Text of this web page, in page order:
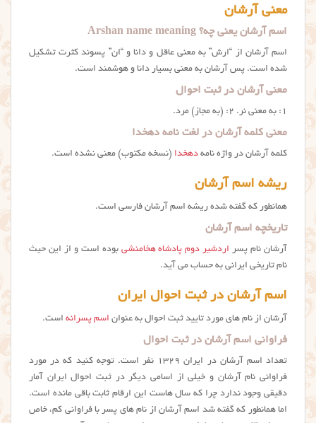
معنی آرشان
اسم آرشان یعنی چه؟ Arshan name meaning
اسم آرشان از “ارش” به معنی عاقل و دانا و “ان” پسوند کثرت تشکیل
شده است. پس آرشان به معنی بسیار دانا و هوشمند است.
معنی آرشان در ثبت احوال
۱: به معنی نر. ۲: (به مجاز) مرد.
معنی کلمه آرشان در لغت نامه دهخدا
کلمه آرشان در واژه نامه دهخدا (نسخه مکتوب) معنی نشده است.
ریشه اسم آرشان
همانطور که گفته شده ریشه اسم آرشان فارسی است.
تاریخچه اسم آرشان
آرشان نام پسر اردشیر دوم پادشاه هخامنشی بوده است و از این حیث
نام تاریخی ایرانی به حساب می آید.
اسم آرشان در ثبت احوال ایران
آرشان از نام های مورد تایید ثبت احوال به عنوان اسم پسرانه است.
فراوانی اسم آرشان در ثبت احوال
تعداد اسم آرشان در ایران ۱۳۲۹ نفر است. توجه کنید که در مورد
فراوانی نام آرشان و خیلی از اسامی دیگر در ثبت احوال ایران آمار
دقیقی وجود ندارد چرا که سال هاست این ارقام ثابت باقی مانده است.
اما همانطور که گفته شد اسم آرشان از نام های پسر با فراوانی کم، خاص